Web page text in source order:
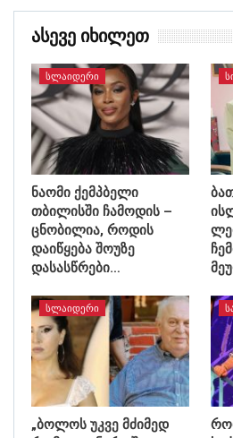
Ასევე Იხილეთ
ᲡᲚᲐᲘᲓᲔᲠᲘ
ნაომი ქემპბელი
თბილისში ჩამოდის –
ცნობილია, როდის
დაიწყება შოუზე
დასასწრები…
ᲡᲚᲐᲘᲓᲔᲠᲘ
„ბოლოს უკვე მძიმედ